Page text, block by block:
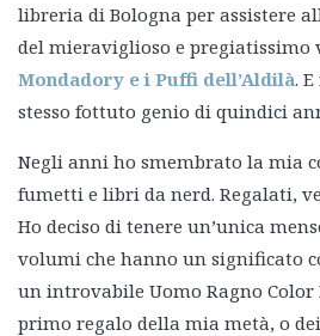
libreria di Bologna per assistere
del mieraviglioso e pregiatissimo
Mondadory e i Puffi dell’Aldilà.
stesso fottuto genio di quindici
Negli anni ho smembrato la mia
fumetti e libri da nerd. Regalati,
Ho deciso di tenere un’unica
volumi che hanno un significato
un introvabile Uomo Ragno Color
primo regalo della mia metà, o